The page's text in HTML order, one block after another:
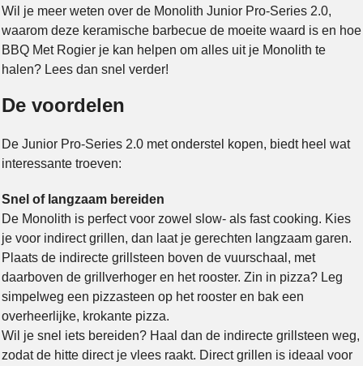
Wil je meer weten over de Monolith Junior Pro-Series 2.0,
waarom deze keramische barbecue de moeite waard is en hoe
BBQ Met Rogier je kan helpen om alles uit je Monolith te
halen? Lees dan snel verder!
De voordelen
De Junior Pro-Series 2.0 met onderstel kopen, biedt heel wat
interessante troeven:
Snel of langzaam bereiden
De Monolith is perfect voor zowel slow- als fast cooking. Kies
je voor indirect grillen, dan laat je gerechten langzaam garen.
Plaats de indirecte grillsteen boven de vuurschaal, met
daarboven de grillverhoger en het rooster. Zin in pizza? Leg
simpelweg een pizzasteen op het rooster en bak een
overheerlijke, krokante pizza.
Wil je snel iets bereiden? Haal dan de indirecte grillsteen weg,
zodat de hitte direct je vlees raakt. Direct grillen is ideaal voor